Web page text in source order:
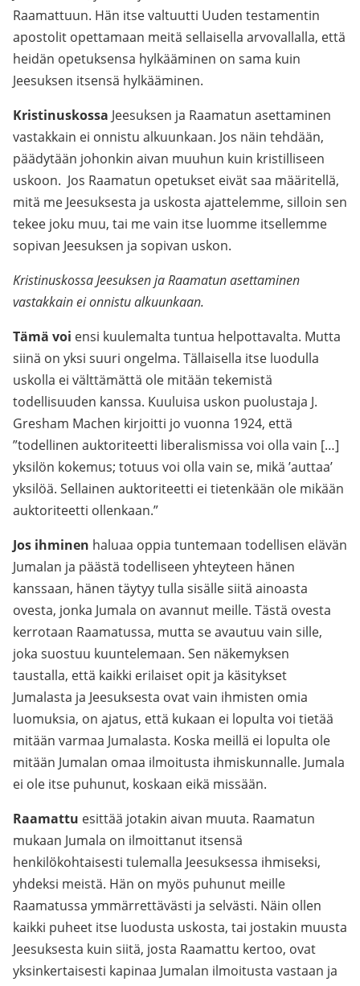
Raamattuun. Hän itse valtuutti Uuden testamentin
apostolit opettamaan meitä sellaisella arvovallalla, että
heidän opetuksensa hylkääminen on sama kuin
Jeesuksen itsensä hylkääminen.
Kristinuskossa Jeesuksen ja Raamatun asettaminen
vastakkain ei onnistu alkuunkaan. Jos näin tehdään,
päädytään johonkin aivan muuhun kuin kristilliseen
uskoon. Jos Raamatun opetukset eivät saa määritellä,
mitä me Jeesuksesta ja uskosta ajattelemme, silloin sen
tekee joku muu, tai me vain itse luomme itsellemme
sopivan Jeesuksen ja sopivan uskon.
Kristinuskossa Jeesuksen ja Raamatun asettaminen
vastakkain ei onnistu alkuunkaan.
Tämä voi ensi kuulemalta tuntua helpottavalta. Mutta
siinä on yksi suuri ongelma. Tällaisella itse luodulla
uskolla ei välttämättä ole mitään tekemistä
todellisuuden kanssa. Kuuluisa uskon puolustaja J.
Gresham Machen kirjoitti jo vuonna 1924, että
”todellinen auktoriteetti liberalismissa voi olla vain […]
yksilön kokemus; totuus voi olla vain se, mikä ’auttaa’
yksilöä. Sellainen auktoriteetti ei tietenkään ole mikään
auktoriteetti ollenkaan.”
Jos ihminen haluaa oppia tuntemaan todellisen elävän
Jumalan ja päästä todelliseen yhteyteen hänen
kanssaan, hänen täytyy tulla sisälle siitä ainoasta
ovesta, jonka Jumala on avannut meille. Tästä ovesta
kerrotaan Raamatussa, mutta se avautuu vain sille,
joka suostuu kuuntelemaan. Sen näkemyksen
taustalla, että kaikki erilaiset opit ja käsitykset
Jumalasta ja Jeesuksesta ovat vain ihmisten omia
luomuksia, on ajatus, että kukaan ei lopulta voi tietää
mitään varmaa Jumalasta. Koska meillä ei lopulta ole
mitään Jumalan omaa ilmoitusta ihmiskunnalle. Jumala
ei ole itse puhunut, koskaan eikä missään.
Raamattu esittää jotakin aivan muuta. Raamatun
mukaan Jumala on ilmoittanut itsensä
henkilökohtaisesti tulemalla Jeesuksessa ihmiseksi,
yhdeksi meistä. Hän on myös puhunut meille
Raamatussa ymmärrettävästi ja selvästi. Näin ollen
kaikki puheet itse luodusta uskosta, tai jostakin muusta
Jeesuksesta kuin siitä, josta Raamattu kertoo, ovat
yksinkertaisesti kapinaa Jumalan ilmoitusta vastaan ja